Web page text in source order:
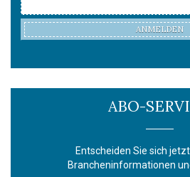
ANMELDEN
ABO-
Entscheiden Sie sich
Brancheninformationen